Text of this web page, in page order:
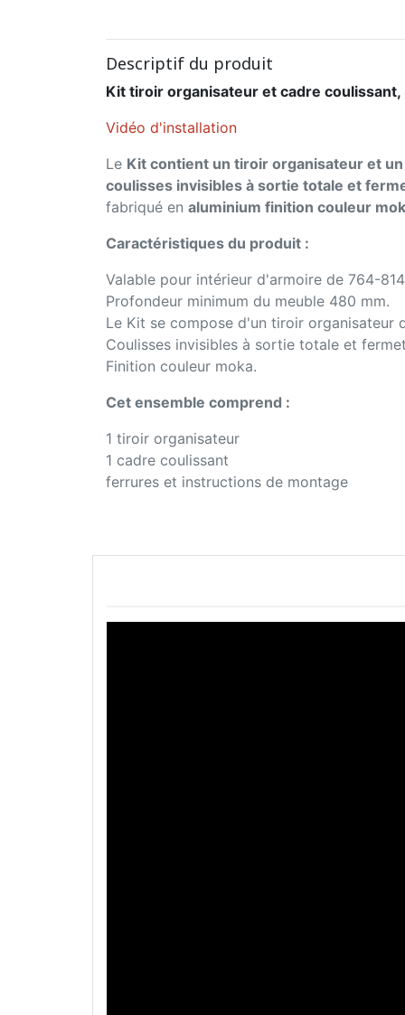
Descriptif du produit
Kit tiroir organisateur et cadre
Vidéo d'installation
Le Kit contient un tiroir organisateur et
coulisses invisibles à sortie totale et
fabriqué en aluminium finition couleur
Caractéristiques du produit :
Valable pour intérieur d'armoire de 764-
Profondeur minimum du meuble 480 mm.
Le Kit se compose d'un tiroir organisateur
Coulisses invisibles à sortie totale et
Finition couleur moka.
Cet ensemble comprend :
1 tiroir organisateur
1 cadre coulissant
ferrures et instructions de montage